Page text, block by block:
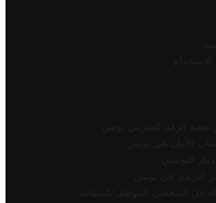
صحة الرقم الضريبي تونس
الآيبان في تونس
التونسي
البريدي في تونس
الشخصي للموظف/المتقاعد